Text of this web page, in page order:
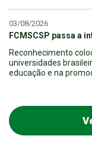
03/08/2026
FCMSCSP passa a
Reconhecimento
universidades
educação e na